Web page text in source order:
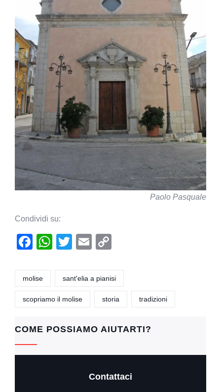
Paolo Pasquale
Condividi su:
F
c
b
o
k
W
at
A
p
T
tt
E
ail p
Li
k
molise sant'elia a pianisi
scopriamo il molise storia tradizioni
COME POSSIAMO AIUTARTI?
Contattaci